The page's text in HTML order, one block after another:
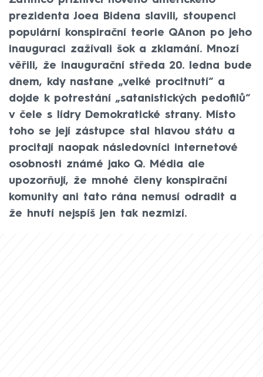
prezidenta Joea Bidena slavili, stoupenci
populární konspirační teorie QAnon po jeho
inauguraci zažívali šok a zklamání. Mnozí
věřili, že inaugurační středa 20. ledna bude
dnem, kdy nastane „velké procitnutí“ a
dojde k potrestání „satanistických pedofilů“
v čele s lídry Demokratické strany. Místo
toho se její zástupce stal hlavou státu a
procitají naopak následovníci internetové
osobnosti známé jako Q. Média ale
upozorňují, že mnohé členy konspirační
komunity ani tato rána nemusí odradit a
že hnutí nejspíš jen tak nezmizí.